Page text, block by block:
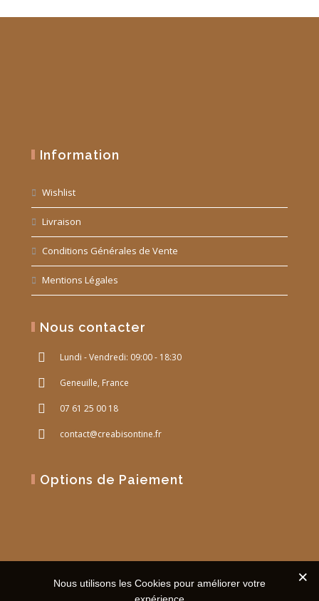
Information
Wishlist
Livraison
Conditions Générales de Vente
Mentions Légales
Nous contacter
Lundi - Vendredi: 09:00 - 18:30
Geneuille, France
07 61 25 00 18
contact@creabisontine.fr
Options de Paiement
Nous utilisons les Cookies pour améliorer votre